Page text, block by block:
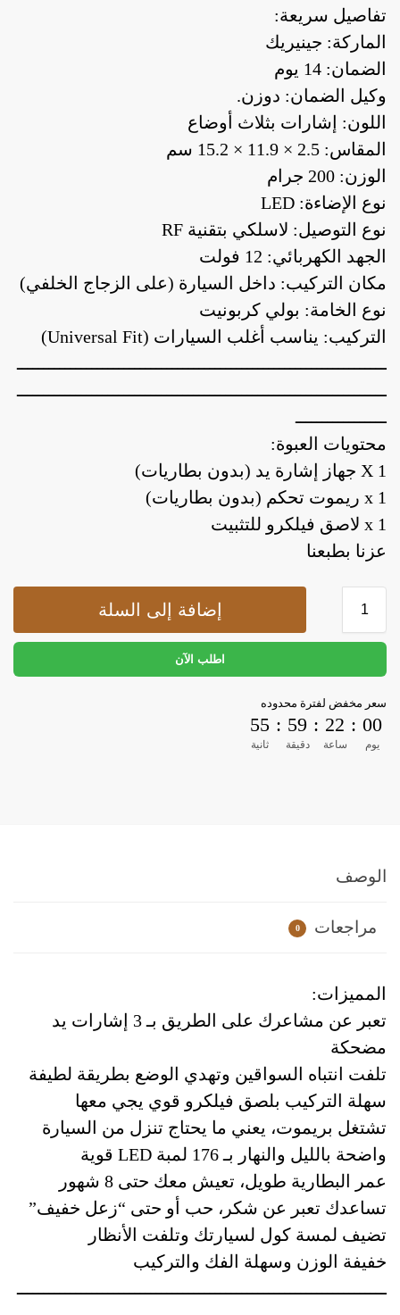
تفاصيل سريعة:
الماركة: جينيريك
الضمان: 14 يوم
وكيل الضمان: دوزن.
اللون: إشارات بثلاث أوضاع
المقاس: ‎15.2 × 11.9 × 2.5 سم
الوزن: 200 جرام
نوع الإضاءة: LED
نوع التوصيل: لاسلكي بتقنية RF
الجهد الكهربائي: 12 فولت
مكان التركيب: داخل السيارة (على الزجاج الخلفي)
نوع الخامة: بولي كربونيت
التركيب: يناسب أغلب السيارات (Universal Fit)
ـــــــــــــــــــــــــــــــــــــــــــــــــــــــــــــــــــــ
ـــــــــــــــــــــــــــــــــــــــــــــــــــــــــــــــــــــ
ـــــــــــــــــ
محتويات العبوة:
1 X جهاز إشارة يد (بدون بطاريات)
1 x ريموت تحكم (بدون بطاريات)
1 x لاصق فيلكرو للتثبيت
عزنا بطبعنا
إضافة إلى السلة
اطلب الآن
سعر مخفض لفترة محدوده
00
يوم
:
22
ساعة
:
59
دقيقة
:
55
ثانية
الوصف
مراجعات 0
المميزات:
تعبر عن مشاعرك على الطريق بـ 3 إشارات يد
مضحكة
تلفت انتباه السواقين وتهدي الوضع بطريقة لطيفة
سهلة التركيب بلصق فيلكرو قوي يجي معها
تشتغل بريموت، يعني ما يحتاج تنزل من السيارة
واضحة بالليل والنهار بـ 176 لمبة LED قوية
عمر البطارية طويل، تعيش معك حتى 8 شهور
تساعدك تعبر عن شكر، حب أو حتى “زعل خفيف”
تضيف لمسة كول لسيارتك وتلفت الأنظار
خفيفة الوزن وسهلة الفك والتركيب
ـــــــــــــــــــــــــــــــــــــــــــــــــــــــــــــــــــــ